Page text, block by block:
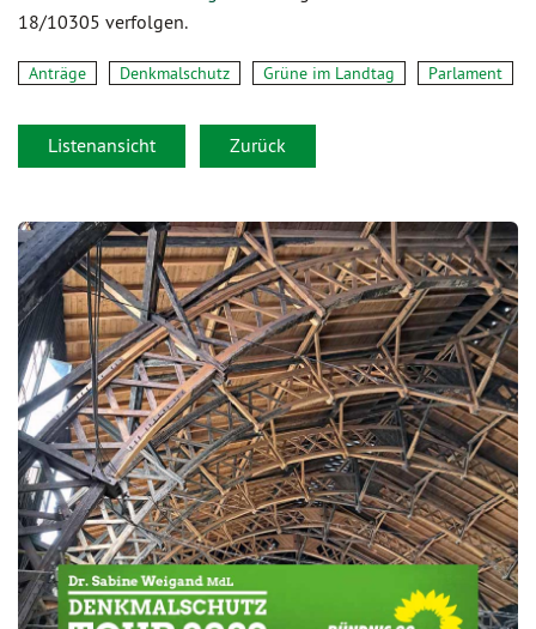
18/10305 verfolgen.
Anträge Denkmalschutz Grüne im Landtag Parlament
Listenansicht Zurück